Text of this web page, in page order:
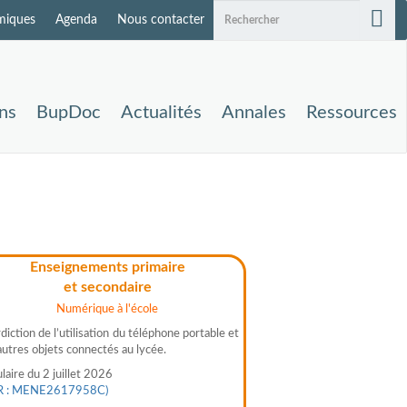
Agenda Nous contacter
BupDoc Actualités Annales Ressources
Enseignements primaire
et secondaire
Numérique à l'école
de l’utilisation du téléphone portable et
objets connectés au lycée.
du 2 juillet 2026
: MENE2617958C)